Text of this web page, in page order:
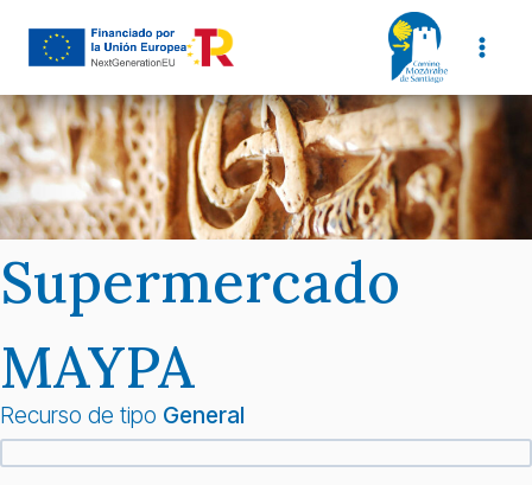
Supermercado
MAYPA
Recurso de tipo General